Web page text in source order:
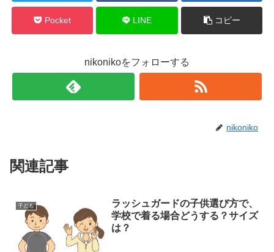
Pocket LINE コピー
nikonikoをフォローする
nikoniko
関連記事
子ども
ラッシュガードの子供選び方で、
学校で着る場合どうする？サイズ
は？